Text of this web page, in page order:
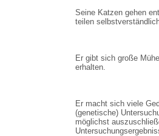
Seine Katzen gehen
teilen
Er gibt sich große
erhalten.
Er macht sich viele
(genetische)
möglichst